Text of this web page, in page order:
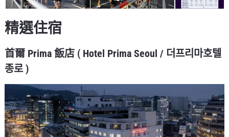
精選住宿
首爾 Prima 飯店 ( Hotel Prima Seoul / 더프리마호텔
종로 )